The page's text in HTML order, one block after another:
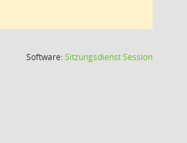
Software:SitzungsdienstSession(Wird in